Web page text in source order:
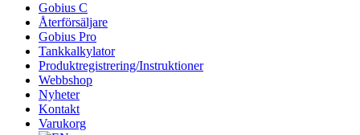
vidare
innehåll
Gobius C
Återförsäljare
Gobius Pro
Tankkalkylator
Produktregistrering/Instruktioner
Webbshop
Nyheter
Kontakt
Varukorg